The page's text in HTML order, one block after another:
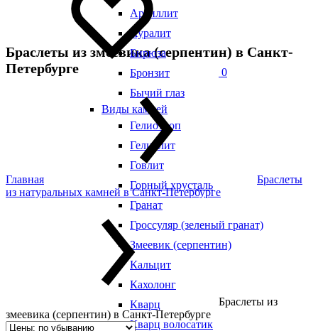
Аргиллит
Ауралит
Бирюза
Бронзит
Бычий глаз
Виды камней
Гелиотроп
Гелиолит
Говлит
Горный хрусталь
Гранат
Гроссуляр (зеленый гранат)
Змеевик (серпентин)
Кальцит
Кахолонг
Кварц
Кварц волосатик
0
Браслеты из змеевика (серпентин) в Санкт-
Петербурге
Главная
Браслеты
из натуральных камней в Санкт-Петербурге
Браслеты из
змеевика (серпентин) в Санкт-Петербурге